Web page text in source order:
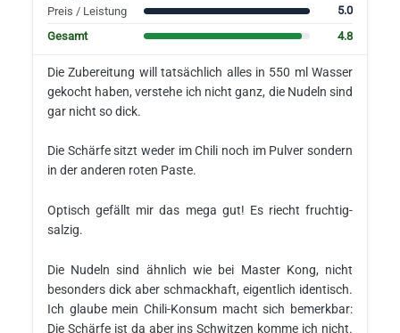
Preis / Leistung
5.0
Gesamt
4.8
Die Zubereitung will tatsächlich alles in 550 ml Wasser
gekocht haben, verstehe ich nicht ganz, die Nudeln sind
gar nicht so dick.
Die Schärfe sitzt weder im Chili noch im Pulver sondern
in der anderen roten Paste.
Optisch gefällt mir das mega gut! Es riecht fruchtig-
salzig.
Die Nudeln sind ähnlich wie bei Master Kong, nicht
besonders dick aber schmackhaft, eigentlich identisch.
Ich glaube mein Chili-Konsum macht sich bemerkbar:
Die Schärfe ist da aber ins Schwitzen komme ich nicht.